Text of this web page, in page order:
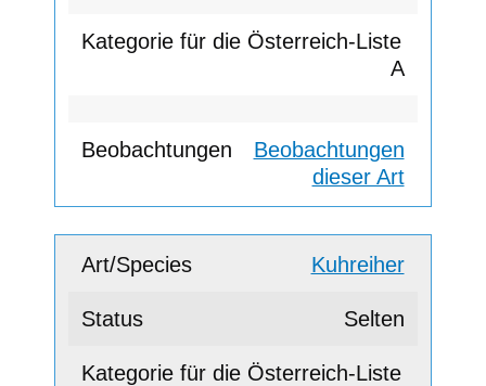
A
Beobachtungen
dieser Art
Kuhreiher
Selten